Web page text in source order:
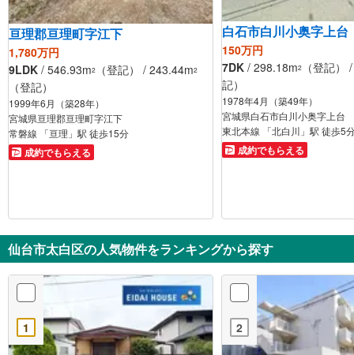
亘理郡亘理町字江下
1,780万円
9LDK / 546.93m2 （登記） / 243.44m2
（登記）
1999年6月（築28年）
宮城県亘理郡亘理町字江下
常磐線 「亘理」駅 徒歩15分
成約でもらえる
白石市白川小奥字上台
150万円
7DK / 298.18m2
（登記
記）
1978年4月（築49年）
宮城県白石市白川小奥字上台
東北本線 「北白川」駅 徒歩5
成約でもらえる
仙台市太白区の人気物件をランキングから探す
1 2